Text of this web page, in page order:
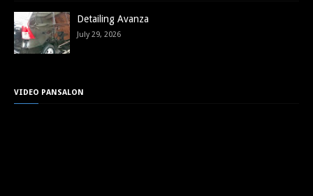
Detailing Avanza
July 29, 2026
VIDEO PANSALON